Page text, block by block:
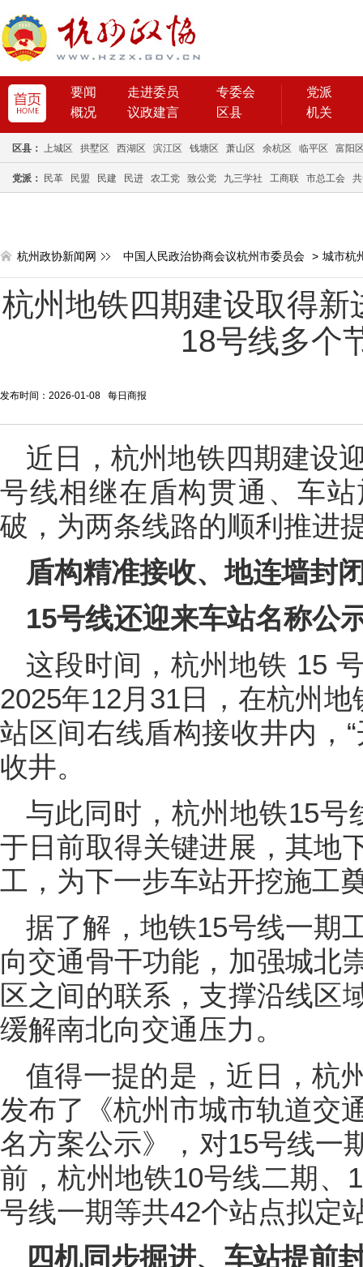
要闻 走进委员
专委会
概况
议政建言 区县
党派
机关
区县： 上城区 拱墅区 西湖区 滨江区 钱塘区 萧山区 余杭区 临平区 富阳
党派： 民革 民盟 民建 民进 农工党 致公党 九三学社 工商联 市总工会
杭州政协新闻网 中国人民政治协商会议杭州市委员会 > 城市杭
杭州地铁四期建设取得
18号线多个
发布时间：2026-01-08 每日商报
近日，杭州地铁四期建设
号线相继在盾构贯通、车
破，为两条线路的顺利推进
盾构精准接收、地连墙封
15号线还迎来车站名称公
这段时间，杭州地铁 15
2025年12月31日，在杭州
站区间右线盾构接收井内，
收井。
与此同时，杭州地铁15号
于日前取得关键进展，其地
工，为下一步车站开挖施工
据了解，地铁15号线一期
向交通骨干功能，加强城北
区之间的联系，支撑沿线区
缓解南北向交通压力。
值得一提的是，近日，杭
发布了《杭州市城市轨道交
名方案公示》，对15号线一
前，杭州地铁10号线二期、
号线一期等共42个站点拟定
四机同步掘进、车站提前